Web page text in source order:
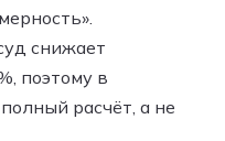
снижает
поэтому в
расчёт, а не